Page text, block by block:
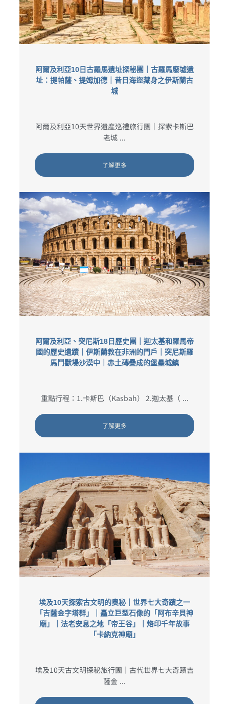
阿爾及利亞10日古羅馬遺址探秘團｜古羅馬廢墟遺
址：提帕薩、提姆加德｜昔日海盜藏身之伊斯蘭古
城
阿爾及利亞10天世界遺產巡禮旅行團｜探索卡斯巴
老城 ...
了解更多
阿爾及利亞、突尼斯18日歷史團｜迦太基和羅馬帝
國的歷史遺蹟｜伊斯蘭教在非洲的門戶｜突尼斯羅
馬鬥獸場沙漠中｜赤土磚疊成的堡壘城鎮
重點行程：1.卡斯巴（Kasbah） 2.迦太基（ ...
了解更多
埃及10天探索古文明的奧秘｜世界七大奇蹟之一
「吉薩金字塔群」｜矗立巨型石像的「阿布辛貝神
廟」｜法老安息之地「帝王谷」｜烙印千年故事
「卡納克神廟」
埃及10天古文明探秘旅行團｜古代世界七大奇蹟吉
薩金 ...